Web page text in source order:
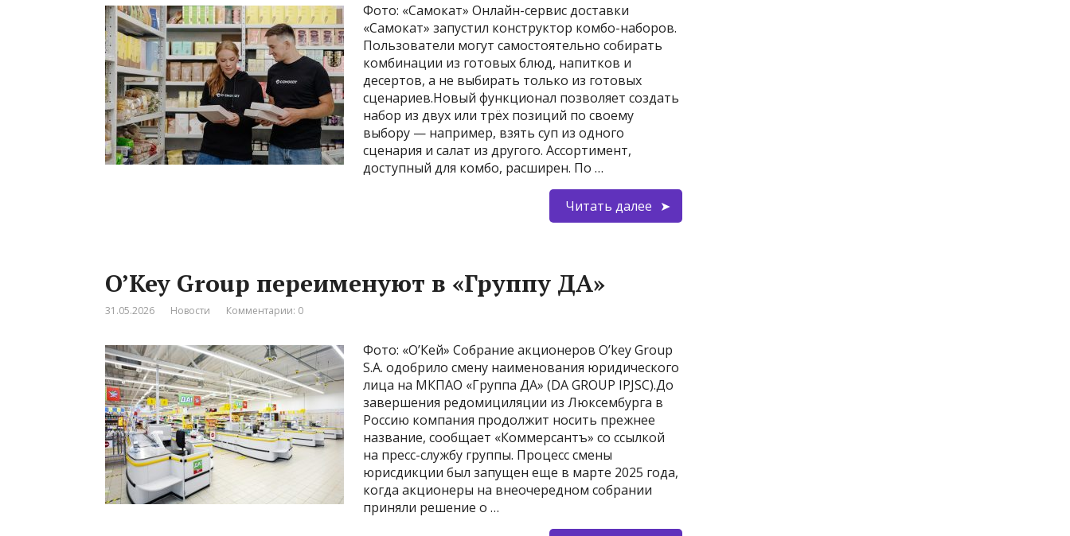
Фото: «Самокат» Онлайн-сервис доставки
«Самокат» запустил конструктор комбо-наборов.
Пользователи могут самостоятельно собирать
комбинации из готовых блюд, напитков и
десертов, а не выбирать только из готовых
сценариев.Новый функционал позволяет создать
набор из двух или трёх позиций по своему
выбору — например, взять суп из одного
сценария и салат из другого. Ассортимент,
доступный для комбо, расширен. По …
Читать далее
O’Key Group переименуют в «Группу ДА»
31.05.2026 Новости Комментарии: 0
Фото: «О’Кей» Собрание акционеров O’key Group
S.A. одобрило смену наименования юридического
лица на МКПАО «Группа ДА» (DA GROUP IPJSC).До
завершения редомициляции из Люксембурга в
Россию компания продолжит носить прежнее
название, сообщает «Коммерсантъ» со ссылкой
на пресс-службу группы. Процесс смены
юрисдикции был запущен еще в марте 2025 года,
когда акционеры на внеочередном собрании
приняли решение о …